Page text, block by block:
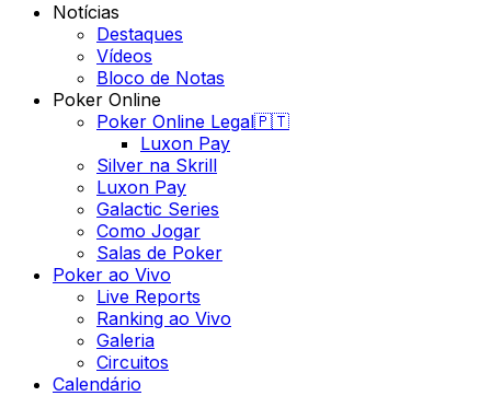
Notícias
Destaques
Vídeos
Bloco de Notas
Poker Online
Poker Online Legal🇵🇹
Luxon Pay
Silver na Skrill
Luxon Pay
Galactic Series
Como Jogar
Salas de Poker
Poker ao Vivo
Live Reports
Ranking ao Vivo
Galeria
Circuitos
Calendário